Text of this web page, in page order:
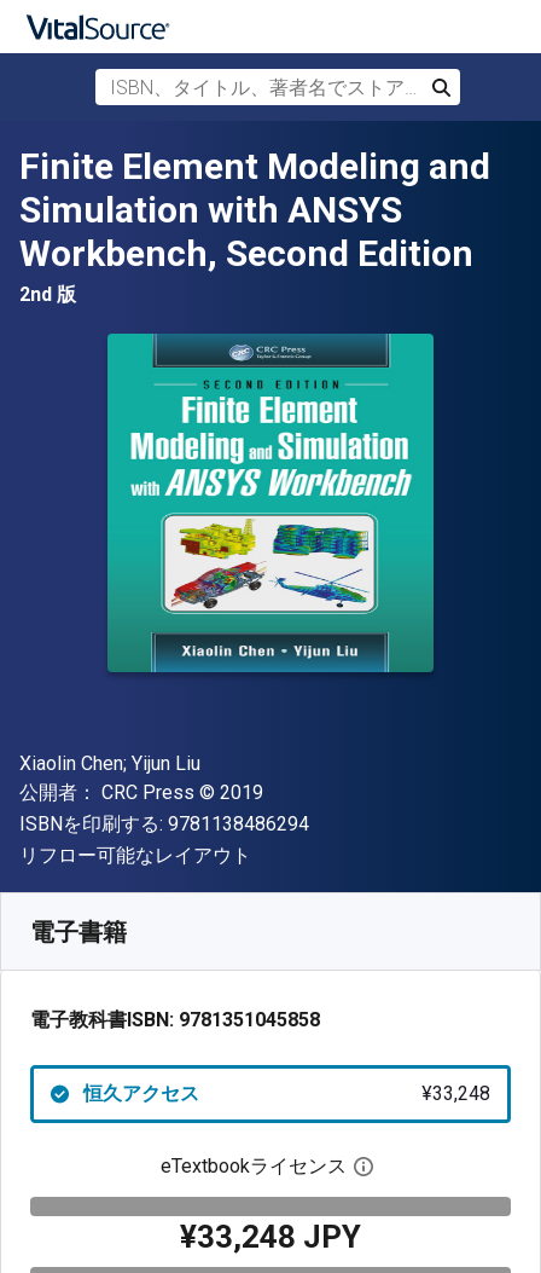
メインコンテンツへスキップ
ISBN、タイトル、著者名でストアを検索
検索
Finite Element Modeling and
Simulation with ANSYS
Workbench, Second Edition
2nd 版
著者
Xiaolin Chen; Yijun Liu
出版社
公開者： CRC Press 著作権
© 2019
ISBNを印刷する: 9781138486294"ISBN-13 9781138486294"
形式
リフロー可能なレイアウト
電子書籍
電子教科書ISBN: 9781351045858
恒久アクセス ¥33,248
eTextbookライセンス デジタルライセン
¥33,248 JPY